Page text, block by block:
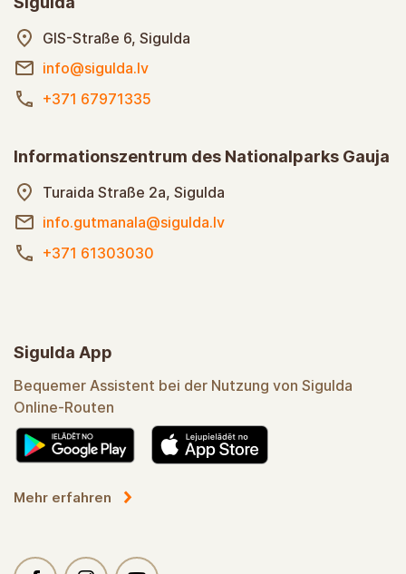
GIS-Straße 6, Sigulda
info@sigulda.lv
+371 67971335
Informationszentrum des Nationalparks Gauja
Turaida Straße 2a, Sigulda
info.gutmanala@sigulda.lv
+371 61303030
Sigulda App
Bequemer Assistent bei der Nutzung von Sigulda
Online-Routen
Mehr erfahren